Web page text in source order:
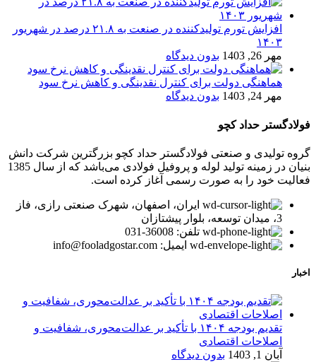
افزایش تورم تولیدکننده در صنعت به ۲۱.۸ درصد در شهریور
۱۴۰۳
مهر 26, 1403
بدون دیدگاه
هماهنگی دولت برای کنترل نقدینگی و کاهش نرخ سود
مهر 24, 1403
بدون دیدگاه
فولادگستر حداد کچو
گروه تولیدی و صنعتی فولادگستر حداد کچو بزرگترین شرکت دانش
بنیان در زمینه تولید لوله و پروفیل فولادی می‌باشد که از سال 1385
فعالیت خود را به صورت رسمی آغاز کرده است.
ایران، اصفهان، شهرک صنعتی رازی، فاز
3، میدان توسعه، بلوار پیشتازان
تلفن: 36008-031
ایمیل: info@fooladgostar.com
اخبار
تقدیم بودجه ۱۴۰۴ با تأکید بر عدالت‌محوری، شفافیت و
اصلاحات اقتصادی
آبان 1, 1403
بدون دیدگاه